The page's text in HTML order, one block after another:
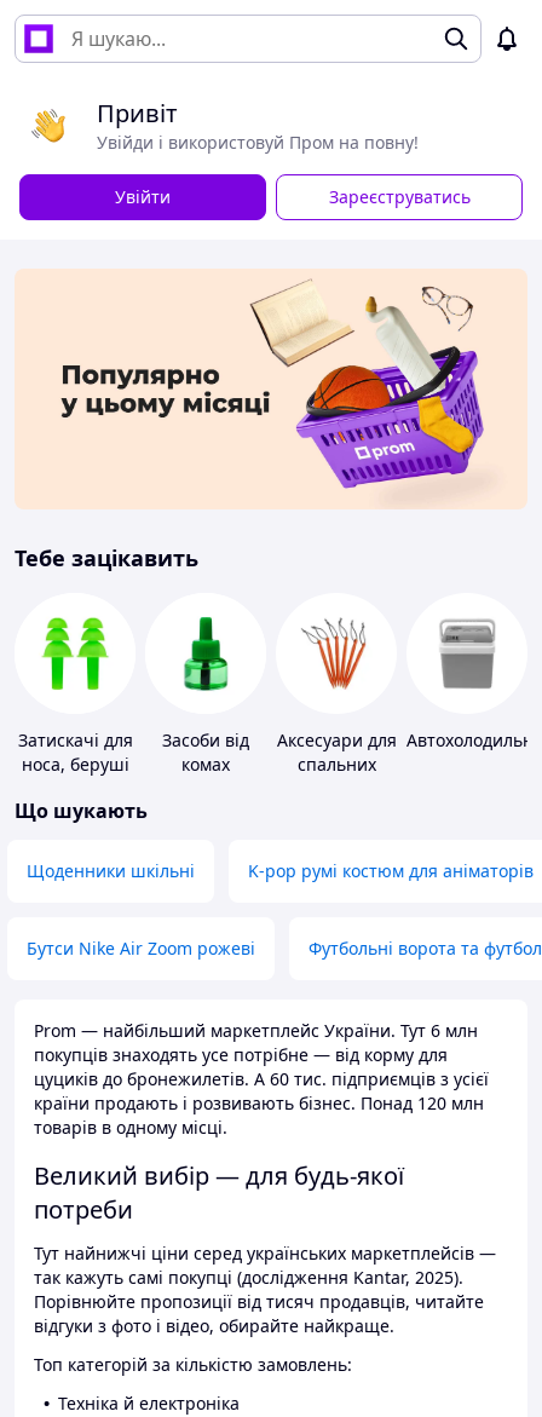
Привіт
Увійди і використовуй Пром на повну!
Увійти Зареєструватись
Тебе зацікавить
Затискачі для
носа, беруші
Засоби від
комах
Аксесуари для
спальних
Що шукають
Щоденники шкільні K-pop румі костюм для аніматорів
Бутси Nike Air Zoom рожеві Футбольні ворота та
Prom — найбільший маркетплейс України. Тут 6 млн
покупців знаходять усе потрібне — від корму для
цуциків до бронежилетів. А 60 тис. підприємців з усієї
країни продають і розвивають бізнес. Понад 120 млн
товарів в одному місці.
Великий вибір — для будь-якої
потреби
Тут найнижчі ціни серед українських маркетплейсів —
так кажуть самі покупці (дослідження Kantar, 2025).
Порівнюйте пропозиції від тисяч продавців, читайте
відгуки з фото і відео, обирайте найкраще.
Топ категорій за кількістю замовлень:
Техніка й електроніка